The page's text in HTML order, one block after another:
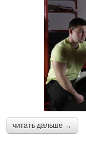
читать дальше →